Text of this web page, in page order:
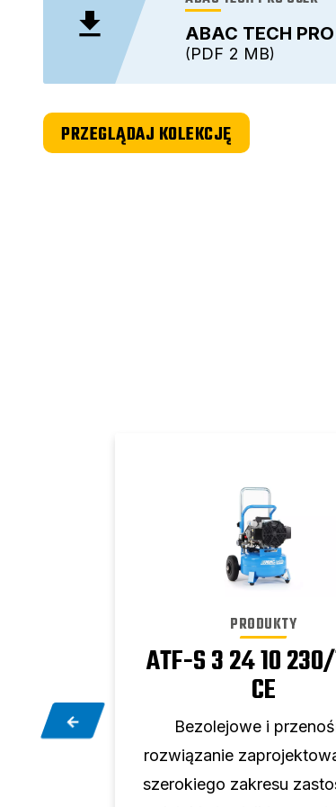
ABAC TECH PRO
2 MB
PDF
PRZEGLĄDAJ KOLEKCJĘ
PRODUKTY
ATF-S 3 24 10
CE
Bezolejowe i
rozwiązanie
szerokiego zakresu